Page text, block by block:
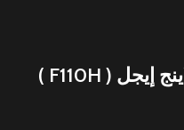
حذاء تزلج بعجلات ماركة فلاينج إيجل ( F110H )